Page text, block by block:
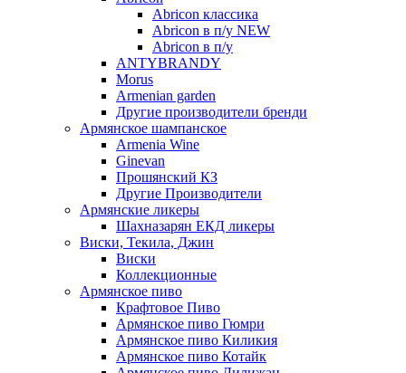
Abricon классика
Abricon в п/у NEW
Abricon в п/у
ANTYBRANDY
Morus
Armenian garden
Другие производители бренди
Армянское шампанское
Armenia Wine
Ginevan
Прошянский КЗ
Другие Производители
Армянские ликеры
Шахназарян ЕКД ликеры
Виски, Текила, Джин
Виски
Коллекционные
Армянское пиво
Крафтовое Пиво
Армянское пиво Гюмри
Армянское пиво Киликия
Армянское пиво Котайк